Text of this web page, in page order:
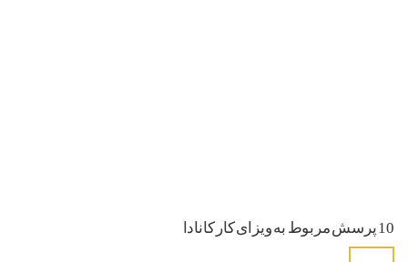
10 پرسش مربوط به ویزای کار کانادا